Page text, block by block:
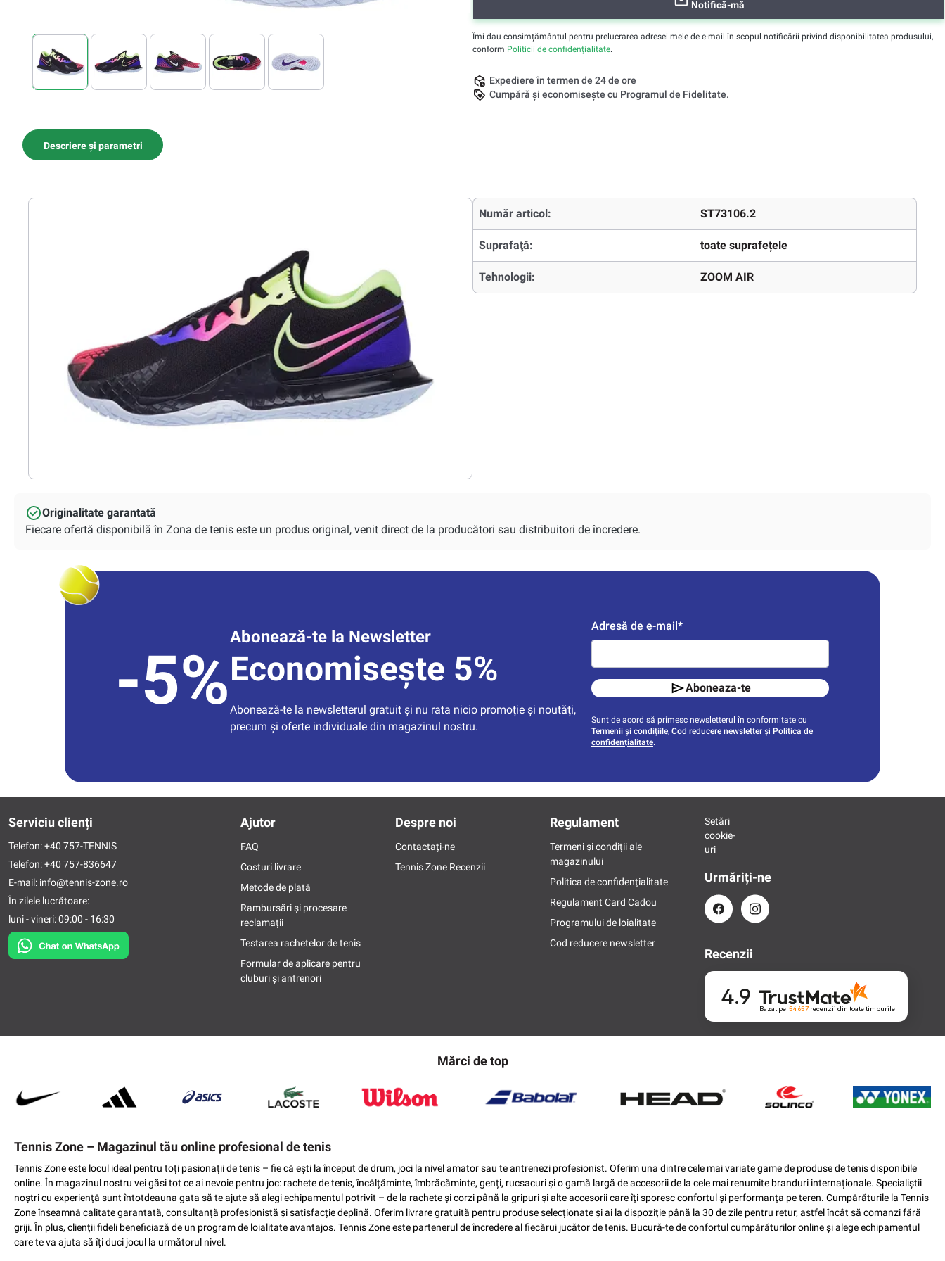
Notifică-mă
Îmi dau consimțământul pentru prelucrarea adresei mele de e-mail în scopul notificării privind disponibilitatea produsului,
conform Politicii de confidențialitate.
Expediere în termen de 24 de ore
Cumpără și economisește cu Programul de Fidelitate.
Descriere și parametri
Număr articol: ST73106.2
Suprafaţă: toate suprafețele
Tehnologii: ZOOM AIR
Originalitate garantată
Fiecare ofertă disponibilă în Zona de tenis este un produs original, venit direct de la producători sau distribuitori de încredere.
-5%
Abonează-te la Newsletter
Economisește 5%
Abonează-te la newsletterul gratuit și nu rata nicio promoție și noutăți,
precum și oferte individuale din magazinul nostru.
Adresă de e-mail*
Aboneaza-te
Sunt de acord să primesc newsletterul în conformitate cu
Termenii și condițiile, Cod reducere newsletter și Politica de
confidențialitate.
Serviciu clienți
Telefon:+40 757-TENNIS
Telefon:+40 757-836647
E-mail: info@tennis-zone.ro
În zilele lucrătoare:
luni - vineri: 09:00 - 16:30
Ajutor
FAQ
Costuri livrare
Metode de plată
Rambursări și procesare
reclamații
Testarea rachetelor de tenis
Formular de aplicare pentru
cluburi și antrenori
Despre noi
Contactați-ne
Tennis Zone Recenzii
Regulament
Termeni și condiții ale
magazinului
Politica de confidențialitate
Regulament Card Cadou
Programului de loialitate
Cod reducere newsletter
Setări
cookie-
uri
Urmăriți-ne
Recenzii
4.9 Bazat pe 54 657recenzii din toate timpurile
Mărci de top
Tennis Zone – Magazinul tău online profesional de tenis
Tennis Zone este locul ideal pentru toți pasionații de tenis – fie că ești la început de drum, joci la nivel amator sau te antrenezi profesionist. Oferim una dintre cele mai variate game de produse de tenis disponibile
online. În magazinul nostru vei găsi tot ce ai nevoie pentru joc: rachete de tenis, încălțăminte, îmbrăcăminte, genți, rucsacuri și o gamă largă de accesorii de la cele mai renumite branduri internaționale. Specialiștii
noștri cu experiență sunt întotdeauna gata să te ajute să alegi echipamentul potrivit – de la rachete și corzi până la gripuri și alte accesorii care îți sporesc confortul și performanța pe teren. Cumpărăturile la Tennis
Zone înseamnă calitate garantată, consultanță profesionistă și satisfacție deplină. Oferim livrare gratuită pentru produse selecționate și ai la dispoziție până la 30 de zile pentru retur, astfel încât să comanzi fără
griji. În plus, clienții fideli beneficiază de un program de loialitate avantajos. Tennis Zone este partenerul de încredere al fiecărui jucător de tenis. Bucură-te de confortul cumpărăturilor online și alege echipamentul
care te va ajuta să îți duci jocul la următorul nivel.